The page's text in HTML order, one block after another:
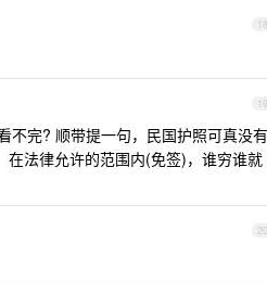
18
19
不完? 顺带提一句，民国护照可真没有
法律允许的范围内(免签)，谁穷谁就
20